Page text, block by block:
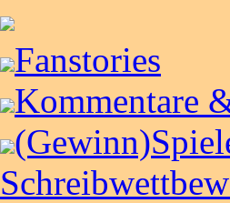
Fanstories
Kommentare